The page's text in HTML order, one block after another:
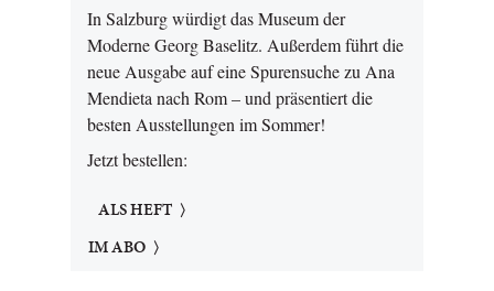
In Salzburg würdigt das Museum der
Moderne Georg Baselitz. Außerdem führt die
neue Ausgabe auf eine Spurensuche zu Ana
Mendieta nach Rom – und präsentiert die
besten Ausstellungen im Sommer!
Jetzt bestellen:
ALS HEFT
IM ABO